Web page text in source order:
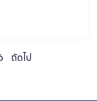
ถัดไป